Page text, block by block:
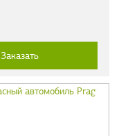
Заказать